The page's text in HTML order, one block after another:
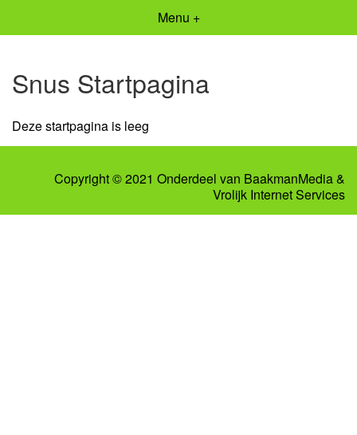
Menu +
Snus Startpagina
Deze startpagina is leeg
Copyright © 2021 Onderdeel van BaakmanMedia&
Vrolijk Internet Services